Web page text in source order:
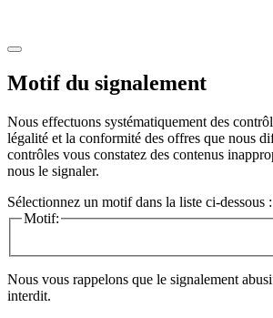
Motif du signalement
Nous effectuons systématiquement des
légalité et la conformité des offres que nous
contrôles vous constatez des contenus
nous le signaler.
Sélectionnez un motif dans la liste ci-dessous :
Motif:
Nous vous rappelons que le signalement
interdit.